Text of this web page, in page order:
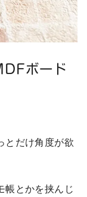
ボード
とだけ角度が欲
帳とかを挟んじ